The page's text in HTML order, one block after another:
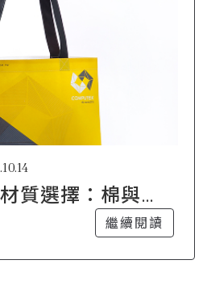
質選擇：棉與麻
繼續閱讀